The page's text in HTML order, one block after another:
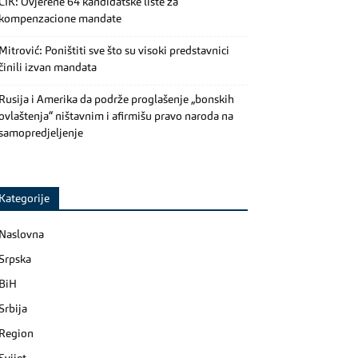
Ovjerene 64 kandidatske liste za
mandate
Poništiti sve što su visoki predstavnici
izvan mandata
i Amerika da podrže proglašenje „bonskih
ništavnim i afirmišu pravo naroda na